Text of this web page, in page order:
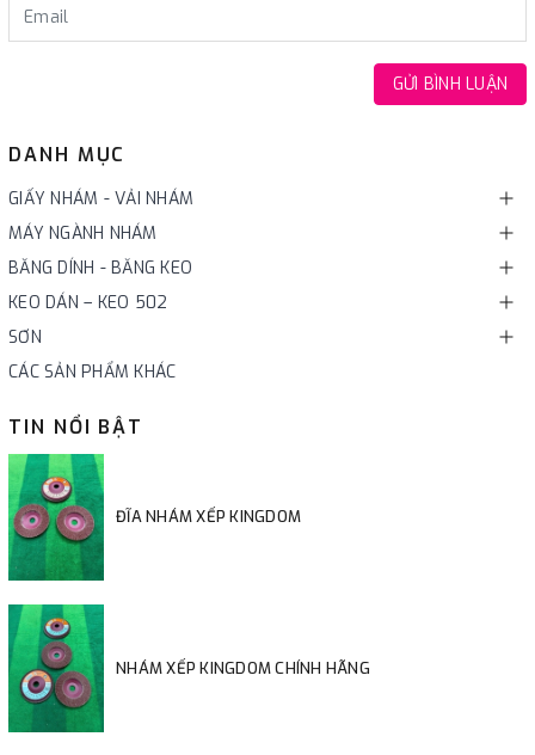
DANH MỤC
GIẤY NHÁM - VẢI NHÁM
MÁY NGÀNH NHÁM
BĂNG DÍNH - BĂNG KEO
KEO DÁN – KEO 502
SƠN
CÁC SẢN PHẨM KHÁC
TIN NỔI BẬT
ĐĨA NHÁM XẾP KINGDOM
NHÁM XẾP KINGDOM CHÍNH HÃNG
GỬI BÌNH LUẬN